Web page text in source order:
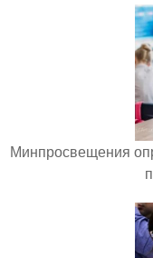
Минпросвещения